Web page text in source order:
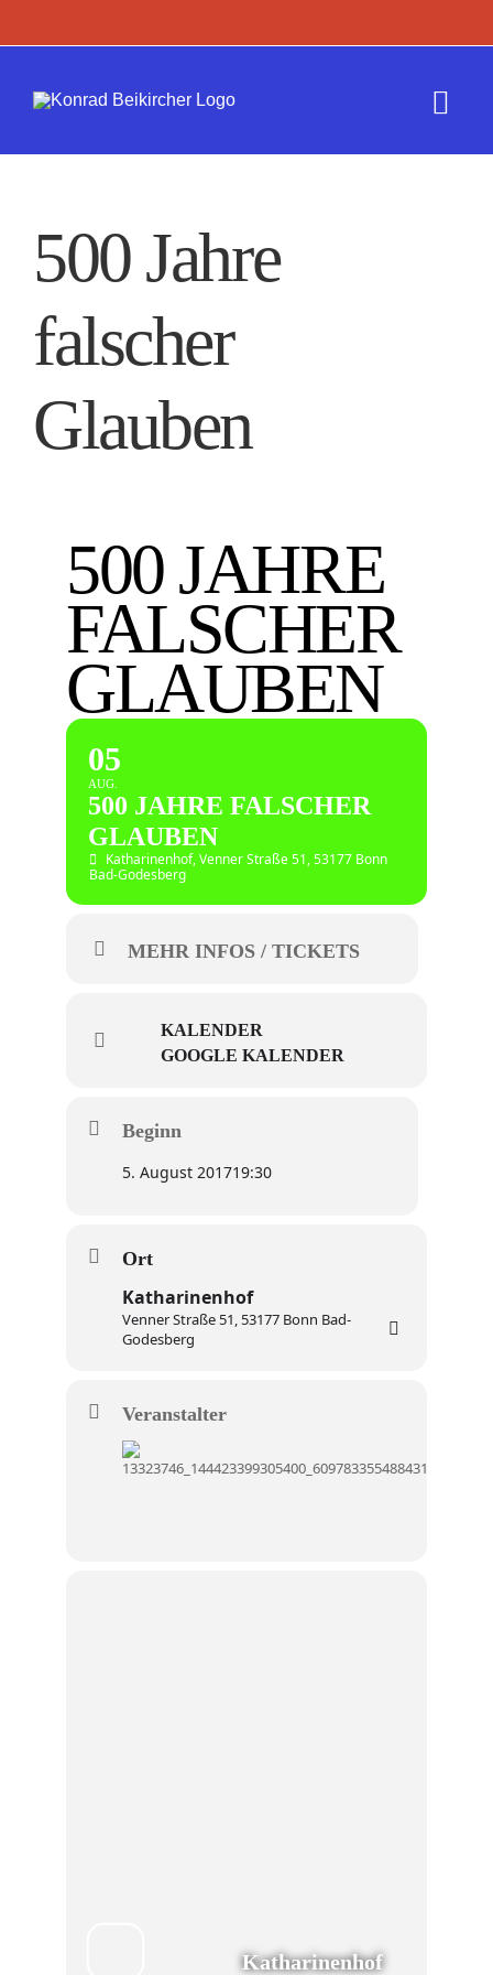
Inhalt
500 Jahre
falscher
Glauben
500 JAHRE
FALSCHER
GLAUBEN
05
AUG.
500 JAHRE FALSCHER
GLAUBEN
Katharinenhof, Venner Straße 51, 53177 Bonn
Bad-Godesberg
MEHR INFOS / TICKETS
KALENDER
GOOGLE KALENDER
Beginn
5. August 201719:30
Ort
Katharinenhof
Venner Straße 51, 53177 Bonn Bad-
Godesberg
Veranstalter
Katharinenhof